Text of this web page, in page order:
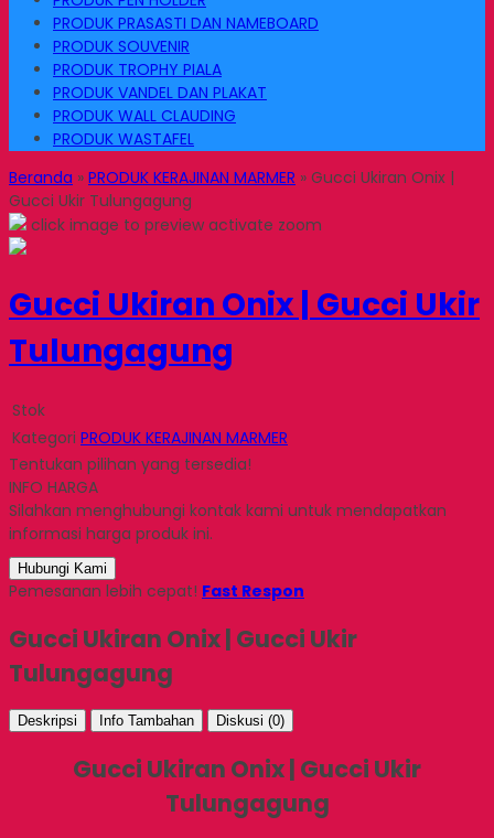
PRODUK PRASASTI DAN NAMEBOARD
PRODUK SOUVENIR
PRODUK TROPHY PIALA
PRODUK VANDEL DAN PLAKAT
PRODUK WALL CLAUDING
PRODUK WASTAFEL
Beranda » PRODUK KERAJINAN MARMER » Gucci Ukiran Onix |
Gucci Ukir Tulungagung
click image to preview activate zoom
Gucci Ukiran Onix | Gucci Ukir
Tulungagung
Stok
Kategori PRODUK KERAJINAN MARMER
Tentukan pilihan yang tersedia!
INFO HARGA
Silahkan menghubungi kontak kami untuk mendapatkan
informasi harga produk ini.
Hubungi Kami
Pemesanan lebih cepat! Fast Respon
Gucci Ukiran Onix | Gucci Ukir
Tulungagung
Deskripsi Info Tambahan Diskusi (0)
Gucci Ukiran Onix | Gucci Ukir
Tulungagung